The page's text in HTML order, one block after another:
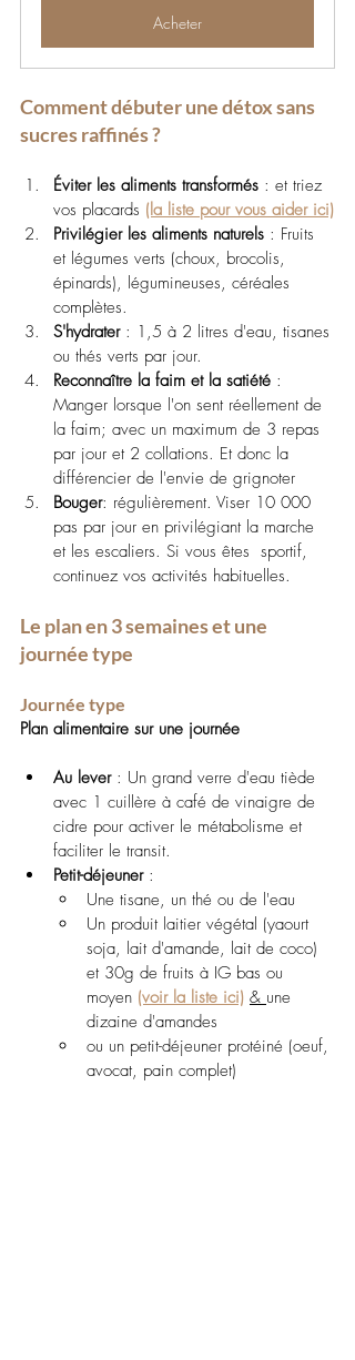
Acheter
Comment débuter une détox sans
sucres raffinés ?
Éviter les aliments transformés : et triez
vos placards (la liste pour vous aider ici)
Privilégier les aliments naturels : Fruits
et légumes verts (choux, brocolis,
épinards), légumineuses, céréales
complètes.
S'hydrater : 1,5 à 2 litres d'eau, tisanes
ou thés verts par jour.
Reconnaître la faim et la satiété :
Manger lorsque l'on sent réellement de
la faim; avec un maximum de 3 repas
par jour et 2 collations. Et donc la
différencier de l'envie de grignoter
Bouger: régulièrement. Viser 10 000
pas par jour en privilégiant la marche
et les escaliers. Si vous êtes  sportif,
continuez vos activités habituelles.
Le plan en 3 semaines et une
journée type
Journée type
Plan alimentaire sur une journée
Au lever : Un grand verre d'eau tiède
avec 1 cuillère à café de vinaigre de
cidre pour activer le métabolisme et
faciliter le transit.
Petit-déjeuner :
Une tisane, un thé ou de l'eau
Un produit laitier végétal (yaourt
soja, lait d'amande, lait de coco)
et 30g de fruits à IG bas ou
moyen (voir la liste ici) & une
dizaine d'amandes
ou un petit-déjeuner protéiné (oeuf,
avocat, pain complet)